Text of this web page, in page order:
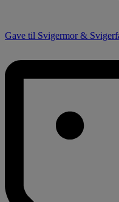
Gave til Svigermor &